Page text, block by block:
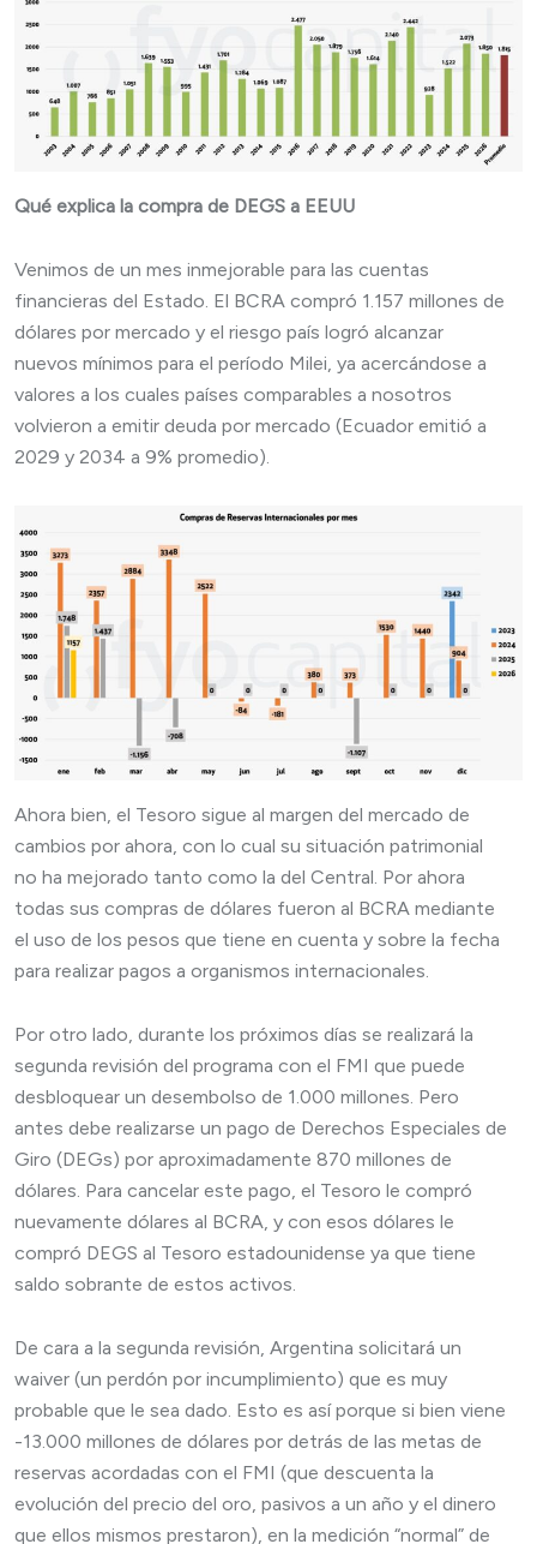
Qué explica la compra de DEGS a EEUU
Venimos de un mes inmejorable para las cuentas
financieras del Estado. El BCRA compró 1.157 millones de
dólares por mercado y el riesgo país logró alcanzar
nuevos mínimos para el período Milei, ya acercándose a
valores a los cuales países comparables a nosotros
volvieron a emitir deuda por mercado (Ecuador emitió a
2029 y 2034 a 9% promedio).
Ahora bien, el Tesoro sigue al margen del mercado de
cambios por ahora, con lo cual su situación patrimonial
no ha mejorado tanto como la del Central. Por ahora
todas sus compras de dólares fueron al BCRA mediante
el uso de los pesos que tiene en cuenta y sobre la fecha
para realizar pagos a organismos internacionales.
Por otro lado, durante los próximos días se realizará la
segunda revisión del programa con el FMI que puede
desbloquear un desembolso de 1.000 millones. Pero
antes debe realizarse un pago de Derechos Especiales de
Giro (DEGs) por aproximadamente 870 millones de
dólares. Para cancelar este pago, el Tesoro le compró
nuevamente dólares al BCRA, y con esos dólares le
compró DEGS al Tesoro estadounidense ya que tiene
saldo sobrante de estos activos.
De cara a la segunda revisión, Argentina solicitará un
waiver (un perdón por incumplimiento) que es muy
probable que le sea dado. Esto es así porque si bien viene
-13.000 millones de dólares por detrás de las metas de
reservas acordadas con el FMI (que descuenta la
evolución del precio del oro, pasivos a un año y el dinero
que ellos mismos prestaron), en la medición “normal” de